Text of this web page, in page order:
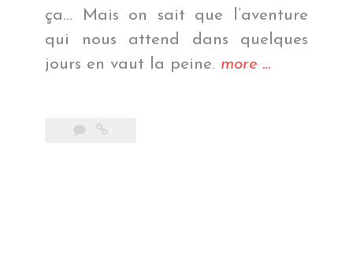
ça… Mais on sait que l’aventure
qui nous attend dans quelques
jours en vaut la peine. more « Au
…